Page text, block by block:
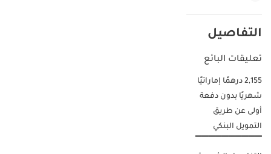
التفاصيل
تعليقات البائع
2,155 درهمًا إماراتيًا
شهريًا بدون دفعة
أولى عن طريق
التمويل البنكي